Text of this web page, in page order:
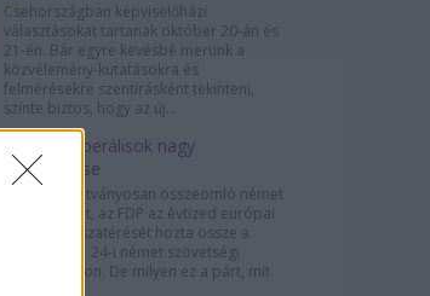
Csehországban képviselőházi
választásokat tartanak október 20-án és
21-én. Bár egyre kevésbé merünk a
közvélemény-kutatásokra és
felmérésekre szentírásként tekinteni,
szinte biztos, hogy az új...
A német liberálisok nagy
visszatérése
A 2013-ra látványosan összeomló német
liberális párt, az FDP az évtized európai
politikai visszatérését hozta össze a
szeptember 24-i német szövetségi
választásokon. De milyen ez a párt, mit